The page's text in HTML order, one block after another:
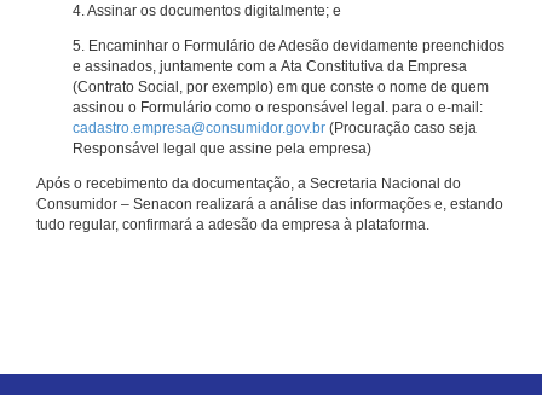
4. Assinar os documentos digitalmente; e
5. Encaminhar o Formulário de Adesão devidamente preenchidos
e assinados, juntamente com a Ata Constitutiva da Empresa
(Contrato Social, por exemplo) em que conste o nome de quem
assinou o Formulário como o responsável legal. para o e-mail:
cadastro.empresa@consumidor.gov.br (Procuração caso seja
Responsável legal que assine pela empresa)
Após o recebimento da documentação, a Secretaria Nacional do
Consumidor – Senacon realizará a análise das informações e, estando
tudo regular, confirmará a adesão da empresa à plataforma.